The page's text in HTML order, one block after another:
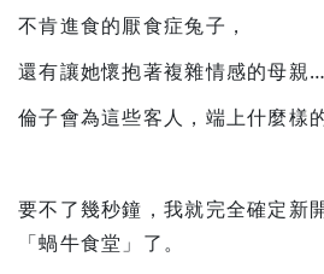
不肯進食的厭食症兔子，
還有讓她懷抱著複雜情感的母親
倫子會為這些客人，端上什麼樣
要不了幾秒鐘，我就完全確定新
「蝸牛食堂」了。